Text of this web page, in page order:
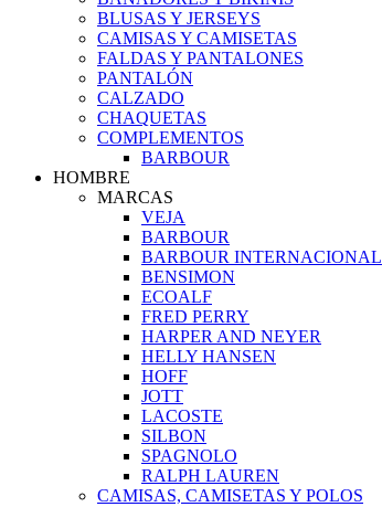
BLUSAS Y JERSEYS
CAMISAS Y CAMISETAS
FALDAS Y PANTALONES
PANTALÓN
CALZADO
CHAQUETAS
COMPLEMENTOS
BARBOUR
HOMBRE
MARCAS
VEJA
BARBOUR
BARBOUR INTERNACIONAL
BENSIMON
ECOALF
FRED PERRY
HARPER AND NEYER
HELLY HANSEN
HOFF
JOTT
LACOSTE
SILBON
SPAGNOLO
RALPH LAUREN
CAMISAS, CAMISETAS Y POLOS